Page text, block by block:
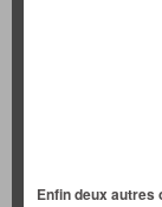
Enfin deux autres